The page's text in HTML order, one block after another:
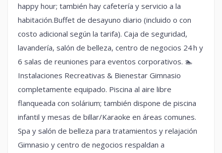
happy hour; también hay cafetería y servicio a la
habitación.Buffet de desayuno diario (incluido o con
costo adicional según la tarifa). Caja de seguridad,
lavandería, salón de belleza, centro de negocios 24 h y
6 salas de reuniones para eventos corporativos. 🏊
Instalaciones Recreativas & Bienestar Gimnasio
completamente equipado. Piscina al aire libre
flanqueada con solárium; también dispone de piscina
infantil y mesas de billar/Karaoke en áreas comunes.
Spa y salón de belleza para tratamientos y relajación
Gimnasio y centro de negocios respaldan a